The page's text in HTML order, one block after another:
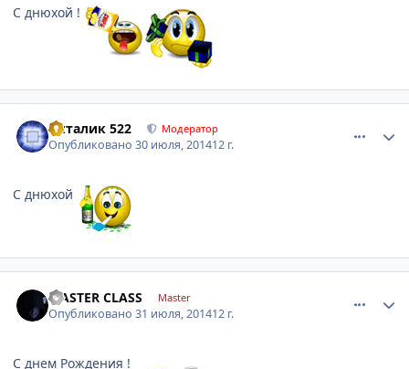
С днюхой !
Виталик 522 Модератор
Опубликовано30 июля, 201412 г.
С днюхой
MASTER CLASS Master
Опубликовано31 июля, 201412 г.
С днем Рождения !